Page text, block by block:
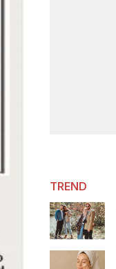
TREND